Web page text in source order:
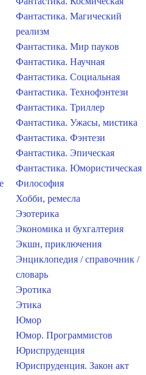
Фантастика. Магический
реализм
Фантастика. Мир пауков
Фантастика. Научная
Фантастика. Социальная
Фантастика. Технофэнтези
Фантастика. Триллер
Фантастика. Ужасы, мистика
Фантастика. Фэнтези
Фантастика. Эпическая
Фантастика. Юмористическая
Философия
Хобби, ремесла
Эзотерика
Экономика и бухгалтерия
Экшн, приключения
Энциклопедия / справочник /
словарь
Эротика
Этика
Юмор
Юмор. Программистов
Юриспруденция
Юриспруденция. Закон акт